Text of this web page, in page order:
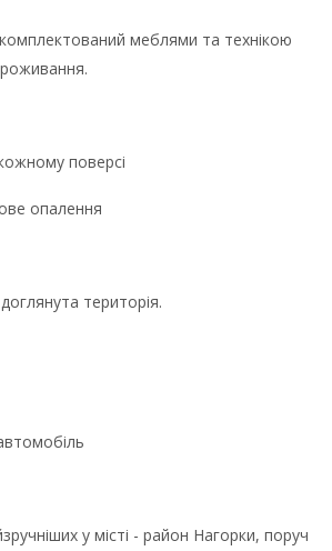
меблями та технікою
поверсі
опалення
територія.
у місті - район Нагорки, поруч